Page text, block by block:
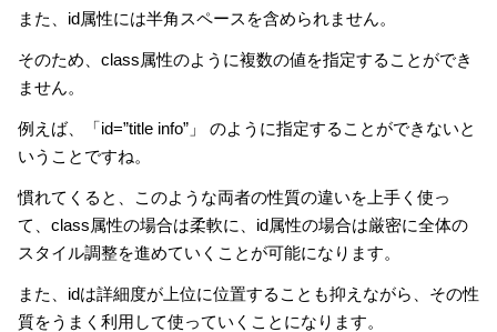
また、id属性には半角スペースを含められません。
そのため、class属性のように複数の値を指定することができ
ません。
例えば、「id=”title info”」 のように指定することができないと
いうことですね。
慣れてくると、このような両者の性質の違いを上手く使っ
て、class属性の場合は柔軟に、id属性の場合は厳密に全体の
スタイル調整を進めていくことが可能になります。
また、idは詳細度が上位に位置することも抑えながら、その性
質をうまく利用して使っていくことになります。